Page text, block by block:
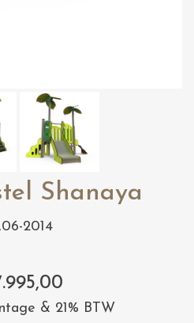
Shanaya
2014
& 21% BTW